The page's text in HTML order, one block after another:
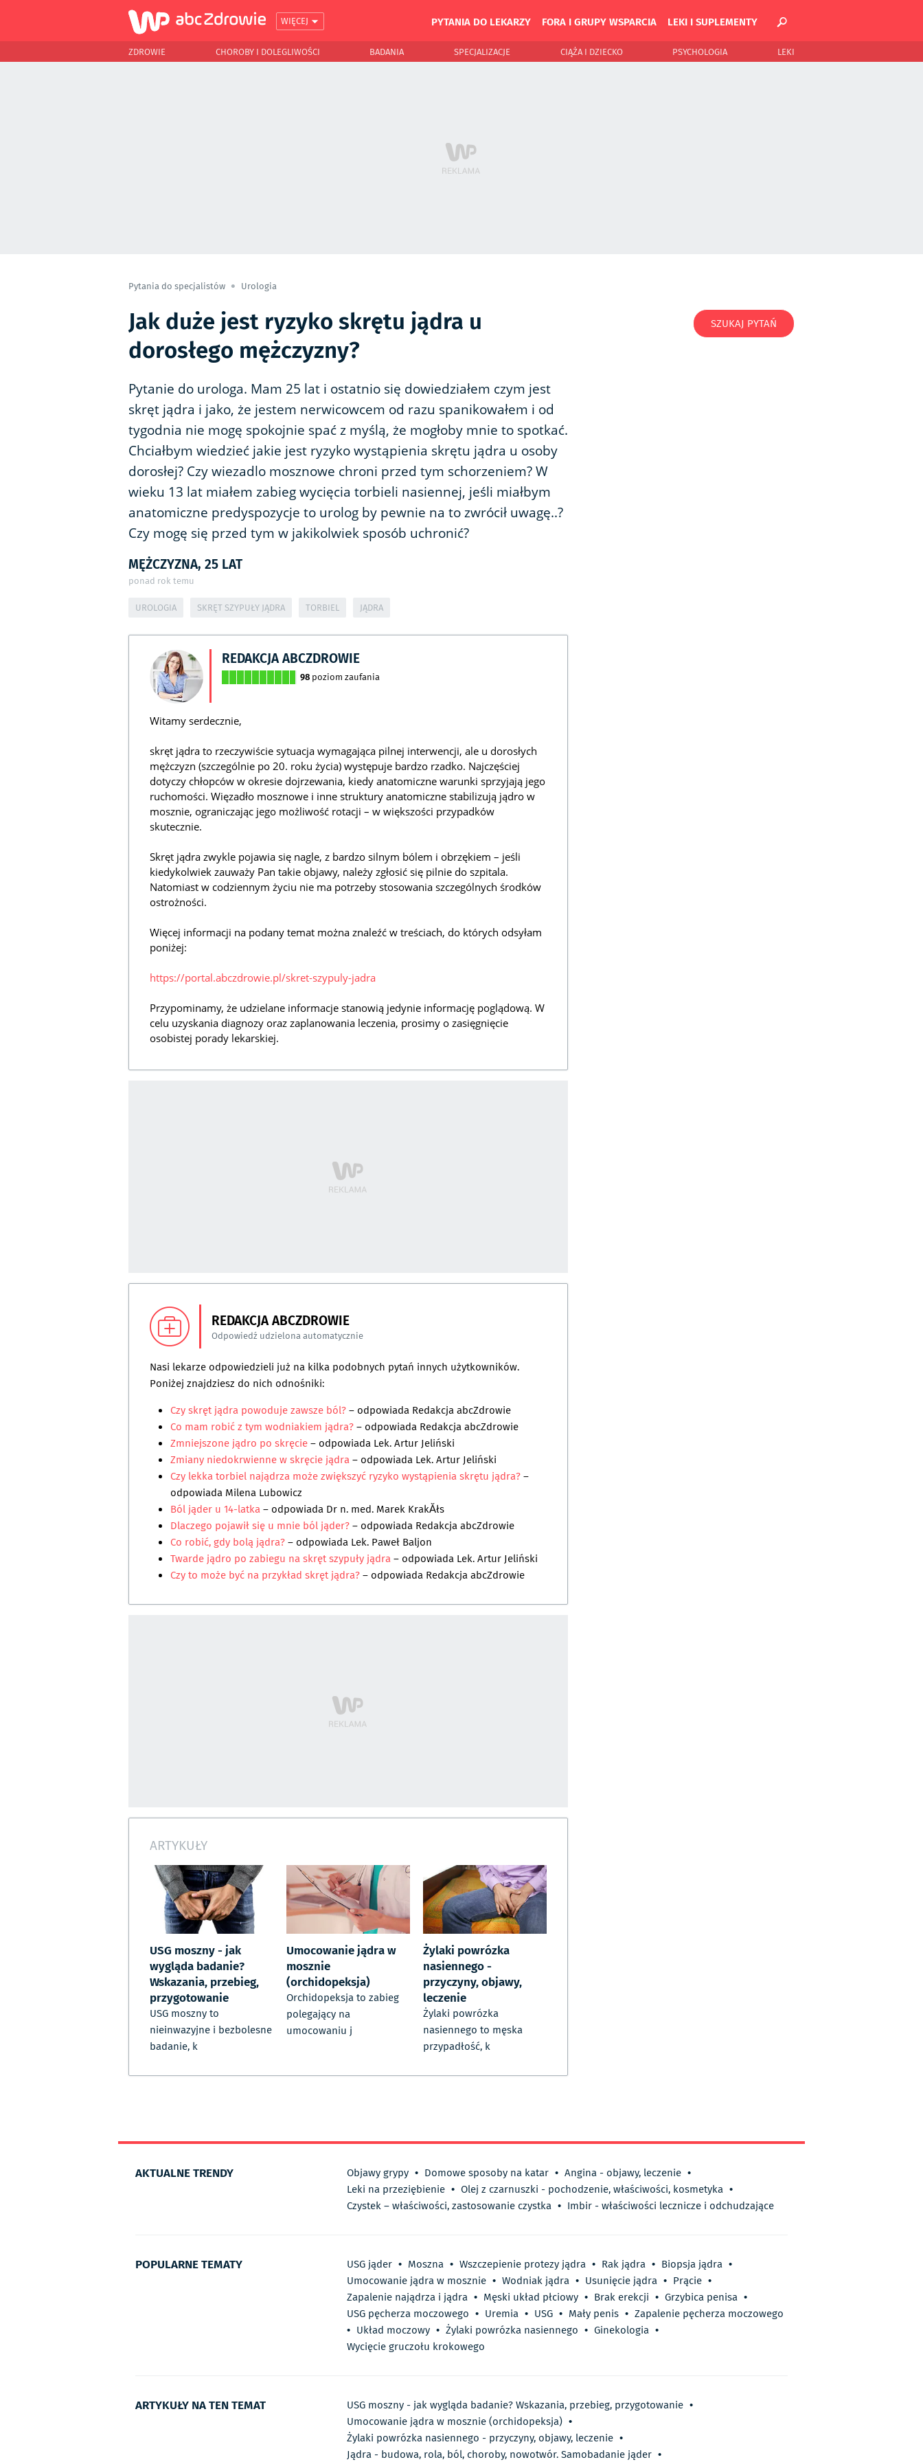
WIĘCEJ PYTANIA DO LEKARZY FORA I GRUPY WSPARCIA LEKI I SUPLEMENTY
ZDROWIE CHOROBY I DOLEGLIWOŚCI BADANIA SPECJALIZACJE CIĄŻA I DZIECKO PSYCHOLOGIA LEKI
Pytania do specjalistów Urologia
Jak duże jest ryzyko skrętu jądra u
dorosłego mężczyzny?
Pytanie do urologa. Mam 25 lat i ostatnio się dowiedziałem czym jest
skręt jądra i jako, że jestem nerwicowcem od razu spanikowałem i od
tygodnia nie mogę spokojnie spać z myślą, że mogłoby mnie to spotkać.
Chciałbym wiedzieć jakie jest ryzyko wystąpienia skrętu jądra u osoby
dorosłej? Czy wiezadlo mosznowe chroni przed tym schorzeniem? W
wieku 13 lat miałem zabieg wycięcia torbieli nasiennej, jeśli miałbym
anatomiczne predyspozycje to urolog by pewnie na to zwrócił uwagę..?
Czy mogę się przed tym w jakikolwiek sposób uchronić?
MĘŻCZYZNA, 25 LAT
ponad rok temu
UROLOGIA SKRĘT SZYPUŁY JĄDRA TORBIEL JĄDRA
REDAKCJA ABCZDROWIE
98 poziom zaufania
Witamy serdecznie,
skręt jądra to rzeczywiście sytuacja wymagająca pilnej interwencji, ale u dorosłych
mężczyzn (szczególnie po 20. roku życia) występuje bardzo rzadko. Najczęściej
dotyczy chłopców w okresie dojrzewania, kiedy anatomiczne warunki sprzyjają jego
ruchomości. Więzadło mosznowe i inne struktury anatomiczne stabilizują jądro w
mosznie, ograniczając jego możliwość rotacji – w większości przypadków
skutecznie.
Skręt jądra zwykle pojawia się nagle, z bardzo silnym bólem i obrzękiem – jeśli
kiedykolwiek zauważy Pan takie objawy, należy zgłosić się pilnie do szpitala.
Natomiast w codziennym życiu nie ma potrzeby stosowania szczególnych środków
ostrożności.
Więcej informacji na podany temat można znaleźć w treściach, do których odsyłam
poniżej:
https://portal.abczdrowie.pl/skret-szypuly-jadra
Przypominamy, że udzielane informacje stanowią jedynie informację poglądową. W
celu uzyskania diagnozy oraz zaplanowania leczenia, prosimy o zasięgnięcie
osobistej porady lekarskiej.
REDAKCJA ABCZDROWIE
Odpowiedź udzielona automatycznie
Nasi lekarze odpowiedzieli już na kilka podobnych pytań innych użytkowników.
Poniżej znajdziesz do nich odnośniki:
Czy skręt jądra powoduje zawsze ból?– odpowiada Redakcja abcZdrowie
Co mam robić z tym wodniakiem jądra?– odpowiada Redakcja abcZdrowie
Zmniejszone jądro po skręcie– odpowiada Lek. Artur Jeliński
Zmiany niedokrwienne w skręcie jądra– odpowiada Lek. Artur Jeliński
Czy lekka torbiel najądrza może zwiększyć ryzyko wystąpienia skrętu jądra?–
odpowiada Milena Lubowicz
Ból jąder u 14-latka– odpowiada Dr n. med. Marek KrakĂłs
Dlaczego pojawił się u mnie ból jąder?– odpowiada Redakcja abcZdrowie
Co robić, gdy bolą jądra?– odpowiada Lek. Paweł Baljon
Twarde jądro po zabiegu na skręt szypuły jądra– odpowiada Lek. Artur Jeliński
Czy to może być na przykład skręt jądra?– odpowiada Redakcja abcZdrowie
ARTYKUŁY
USG moszny - jak
wygląda badanie?
Wskazania, przebieg,
przygotowanie
USG moszny to
nieinwazyjne i bezbolesne
badanie, k
Umocowanie jądra w
mosznie
(orchidopeksja)
Orchidopeksja to zabieg
polegający na
umocowaniu j
Żylaki powrózka
nasiennego -
przyczyny, objawy,
leczenie
Żylaki powrózka
nasiennego to męska
przypadłość, k
SZUKAJ PYTAŃ
AKTUALNE TRENDY Objawy grypy • Domowe sposoby na katar • Angina - objawy, leczenie •
Leki na przeziębienie • Olej z czarnuszki - pochodzenie, właściwości, kosmetyka •
Czystek – właściwości, zastosowanie czystka • Imbir - właściwości lecznicze i odchudzające
POPULARNE TEMATY USG jąder • Moszna • Wszczepienie protezy jądra • Rak jądra • Biopsja jądra •
Umocowanie jądra w mosznie • Wodniak jądra • Usunięcie jądra • Prącie •
Zapalenie najądrza i jądra • Męski układ płciowy • Brak erekcji • Grzybica penisa •
USG pęcherza moczowego • Uremia • USG • Mały penis • Zapalenie pęcherza moczowego
• Układ moczowy • Żylaki powrózka nasiennego • Ginekologia •
Wycięcie gruczołu krokowego
ARTYKUŁY NA TEN TEMAT USG moszny - jak wygląda badanie? Wskazania, przebieg, przygotowanie •
Umocowanie jądra w mosznie (orchidopeksja) •
Żylaki powrózka nasiennego - przyczyny, objawy, leczenie •
Jądra - budowa, rola, ból, choroby, nowotwór. Samobadanie jąder •